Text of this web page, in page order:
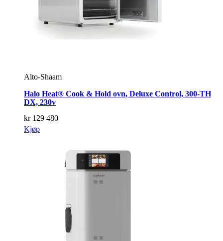
Alto-Shaam
Halo Heat® Cook & Hold ovn, Deluxe Control, 300-TH
DX, 230v
kr129 480
Kjøp